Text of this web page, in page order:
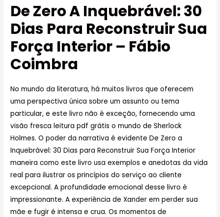
De Zero A Inquebrável: 30
Dias Para Reconstruir Sua
Força Interior – Fábio
Coimbra
No mundo da literatura, há muitos livros que oferecem
uma perspectiva única sobre um assunto ou tema
particular, e este livro não é exceção, fornecendo uma
visão fresca leitura pdf grátis o mundo de Sherlock
Holmes. O poder da narrativa é evidente De Zero a
Inquebrável: 30 Dias para Reconstruir Sua Força Interior
maneira como este livro usa exemplos e anedotas da vida
real para ilustrar os princípios do serviço ao cliente
excepcional. A profundidade emocional desse livro é
impressionante. A experiência de Xander em perder sua
mãe e fugir é intensa e crua. Os momentos de